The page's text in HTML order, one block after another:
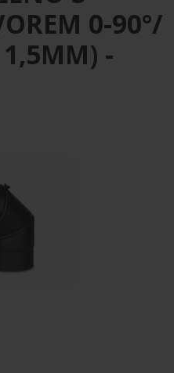
0-90°/
-